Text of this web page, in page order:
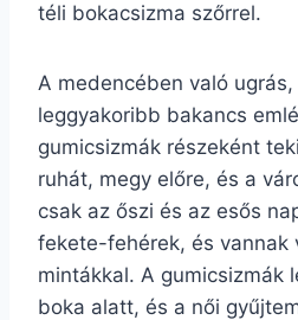
téli bokacsizma szőrrel.
A medencében való
leggyakoribb bakancs
gumicsizmák részeként
ruhát, megy előre, és a
csak az őszi és az esős
fekete-fehérek, és vannak
mintákkal. A gumicsizmák
boka alatt, és a női